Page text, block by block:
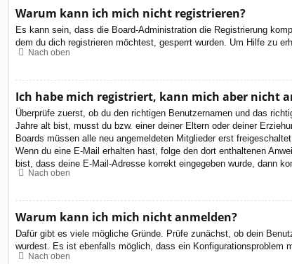
Warum kann ich mich nicht registrieren?
Es kann sein, dass die Board-Administration die Registrierung
dem du dich registrieren möchtest, gesperrt wurden. Um Hilfe zu
Nach oben
Ich habe mich registriert, kann mich aber nicht
Überprüfe zuerst, ob du den richtigen Benutzernamen und das
Jahre alt bist, musst du bzw. einer deiner Eltern oder deiner
Boards müssen alle neu angemeldeten Mitglieder erst
Wenn du eine E-Mail erhalten hast, folge den dort enthaltenen
bist, dass deine E-Mail-Adresse korrekt eingegeben wurde, dann
Nach oben
Warum kann ich mich nicht anmelden?
Dafür gibt es viele mögliche Gründe. Prüfe zunächst, ob dein
wurdest. Es ist ebenfalls möglich, dass ein Konfigurationsproblem
Nach oben